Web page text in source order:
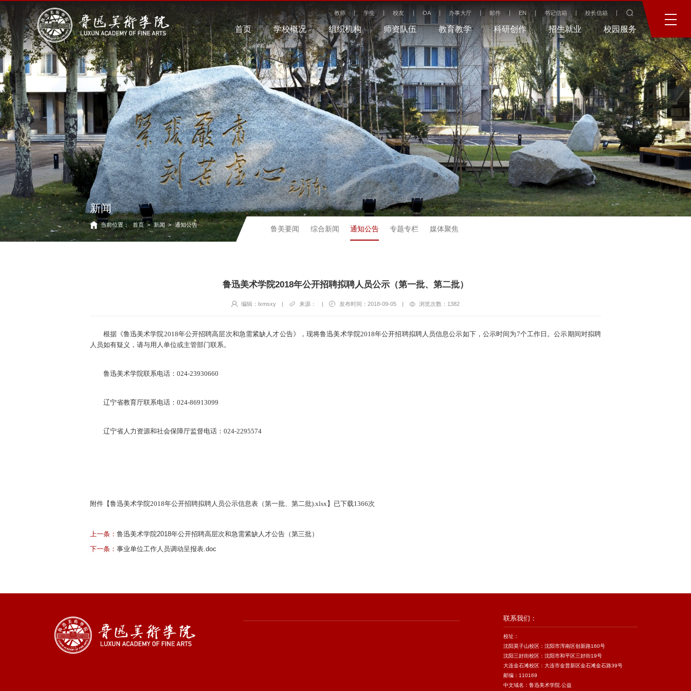
教师 学生 校友 OA 办事大厅 邮件 EN 书记信箱 校长信箱
首页 学校概况 组织机构 师资队伍 教育教学 科研创作 招生就业 校园服务
新闻
当前位置： 首页 > 新闻 > 通知公告
鲁美要闻 综合新闻 通知公告 专题专栏 媒体聚焦
鲁迅美术学院2018年公开招聘拟聘人员公示（第一批、第二批）
编辑：lxmsxy | 来源： | 发布时间：2018-09-05 | 浏览次数： 1382
根据《鲁迅美术学院2018年公开招聘高层次和急需紧缺人才公告》，现将鲁迅美术学院2018年公开招聘拟聘人员信息公示如下，公示时间为7个工作日。公示期间对拟聘
人员如有疑义，请与用人单位或主管部门联系。
鲁迅美术学院联系电话：024-23930660
辽宁省教育厅联系电话：024-86913099
辽宁省人力资源和社会保障厅监督电话：024-2295574
附件【鲁迅美术学院2018年公开招聘拟聘人员公示信息表（第一批、第二批).xlsx 】已下载1366次
上一条： 鲁迅美术学院2018年公开招聘高层次和急需紧缺人才公告（第三批）
下一条： 事业单位工作人员调动呈报表.doc
联系我们：
校址：
沈阳莫子山校区：沈阳市浑南区创新路160号
沈阳三好街校区：沈阳市和平区三好街19号
大连金石滩校区：大连市金普新区金石滩金石路39号
邮编：110169
中文域名：鲁迅美术学院.公益